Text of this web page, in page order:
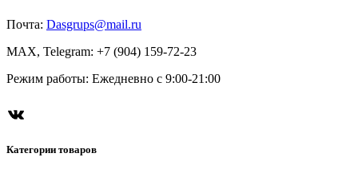
Почта: Dasgrups@mail.ru
MAX, Telegram: +7 (904) 159-72-23
Режим работы: Ежедневно с 9:00-21:00
Категории товаров